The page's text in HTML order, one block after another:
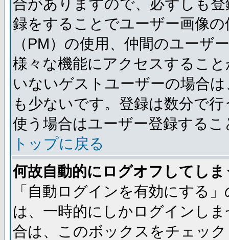
合がありますので、必ずしも
録をすることでユーザー画像
（PM）の使用、仲間のユーザ
様々な機能にアクセスするこ
いないゲストユーザーの場合
も少ないです。登録は数分で
使う場合はユーザー登録する
トップに戻る
何故自動的にログオフしてし
「自動ログインを有効にする
は、一時的にしかログインし
合は、このボックスをチェッ